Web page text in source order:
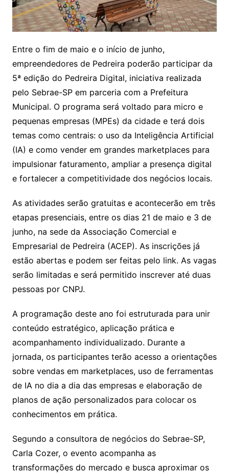
Entre o fim de maio e o início de junho,
empreendedores de Pedreira poderão participar da
5ª edição do Pedreira Digital, iniciativa realizada
pelo Sebrae-SP em parceria com a Prefeitura
Municipal. O programa será voltado para micro e
pequenas empresas (MPEs) da cidade e terá dois
temas como centrais: o uso da Inteligência Artificial
(IA) e como vender em grandes marketplaces para
impulsionar faturamento, ampliar a presença digital
e fortalecer a competitividade dos negócios locais.
As atividades serão gratuitas e acontecerão em três
etapas presenciais, entre os dias 21 de maio e 3 de
junho, na sede da Associação Comercial e
Empresarial de Pedreira (ACEP). As inscrições já
estão abertas e podem ser feitas pelo link. As vagas
serão limitadas e será permitido inscrever até duas
pessoas por CNPJ.
A programação deste ano foi estruturada para unir
conteúdo estratégico, aplicação prática e
acompanhamento individualizado. Durante a
jornada, os participantes terão acesso a orientações
sobre vendas em marketplaces, uso de ferramentas
de IA no dia a dia das empresas e elaboração de
planos de ação personalizados para colocar os
conhecimentos em prática.
Segundo a consultora de negócios do Sebrae-SP,
Carla Cozer, o evento acompanha as
transformações do mercado e busca aproximar os